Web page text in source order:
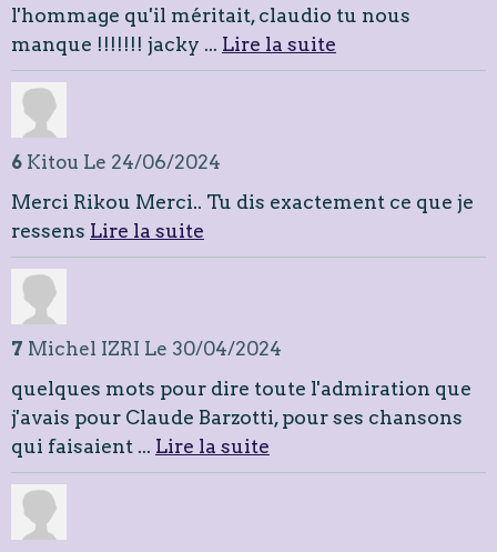
l'hommage qu'il méritait, claudio tu nous
manque !!!!!!! jacky ... Lire la suite
6 Kitou Le 24/06/2024
Merci Rikou Merci.. Tu dis exactement ce que je
ressens Lire la suite
7 Michel IZRI Le 30/04/2024
quelques mots pour dire toute l'admiration que
j'avais pour Claude Barzotti, pour ses chansons
qui faisaient ... Lire la suite